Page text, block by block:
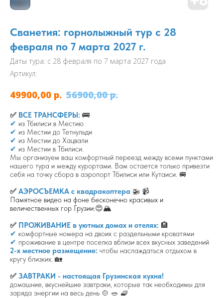
Сванетия: горнолыжный тур с 28
февраля по 7 марта 2027 г.
Даты тура: с 28 февраля по 7 марта 2027 года
Артикул:
49900,00 р. 56900,00 р.
✅ ВСЕ ТРАНСФЕРЫ: 🚌
✔ из Тбилиси в Местию
✔ из Местии до Тетнульди
✔ из Местии до Хацвали
✔ из Местии в Тбилиси.
Мы организуем ваш комфортный переезд между всеми пунктами
нашего тура и между курортами. Вам остается только привезти
себя на точку сбора в аэропорт Тбилиси или Кутаиси. 🚐
✅ АЭРОСЪЕМКА с квадракоптера 🚁 📹
Памятное видео на фоне бесконечно красивых и
величественных гор Грузии:😍🏔
✅ ПРОЖИВАНИЕ в уютных домах и отелях: 🏨
✔ комфортные номера на двоих с раздельными кроватями
✔ проживание в центре поселка вблизи всех вкусных заведений
2-х местное размещение: чтобы наслаждаться отдыхом в
кругу близких. 🏡
✅ ЗАВТРАКИ - настоящая Грузинская кухня!
домашние, вкуснейшие завтраки, которые так необходимы для
заряда энергии на весь день 🍲 🥗 🧇